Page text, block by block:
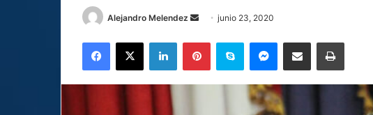
Alejandro Melendez
Send
email
junio 23, 2020
Facebook
X LinkedInPinterestSkype MessengerCompartir por correo electrónicoImprimir